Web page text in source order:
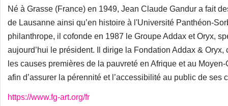
Né à Grasse (France) en 1949, Jean Claude Gandur a fait
de Lausanne ainsi qu’en histoire à l'Université Panthéon-
philanthrope, il cofonde en 1987 le Groupe Addax et Oryx,
aujourd’hui le président. Il dirige la Fondation Addax &
les causes premières de la pauvreté en Afrique et au
afin d’assurer la pérennité et l’accessibilité au public de
https://www.fg-art.org/fr